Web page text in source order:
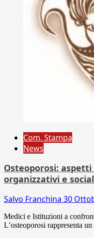
Com. Stampa
News
Osteoporosi:
organizzativi e
Salvo Franchina 30
Medici e Istituzioni a
L’osteoporosi rappresenta